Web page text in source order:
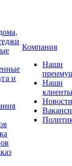
и
Компания
Наши
Наши
клиенты
Новости